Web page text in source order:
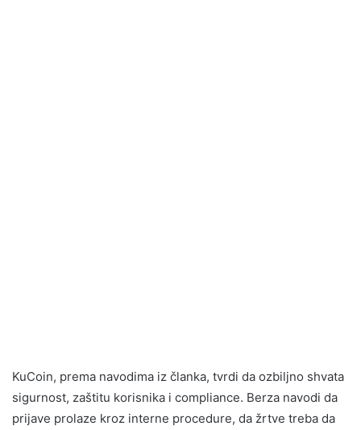
KuCoin, prema navodima iz članka, tvrdi da ozbiljno shvata
sigurnost, zaštitu korisnika i compliance. Berza navodi da
prijave prolaze kroz interne procedure, da žrtve treba da